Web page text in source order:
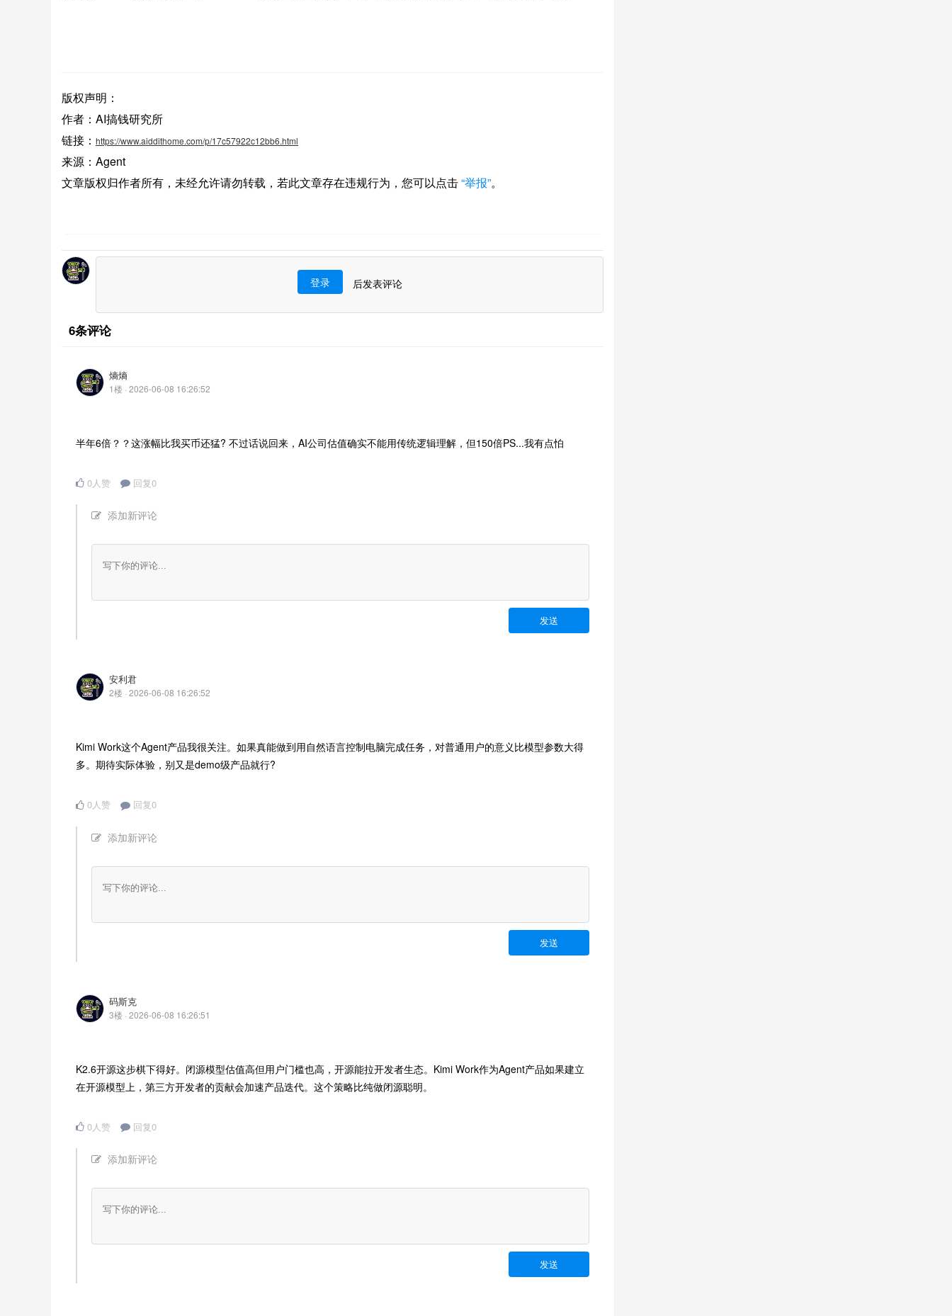
版权声明：
作者：AI搞钱研究所
链接： https://www.aiddithome.com/p/17c57922c12bb6.html
来源：Agent
文章版权归作者所有，未经允许请勿转载，若此文章存在违规行为，您可以点击“举报”。
登录 后发表评论
6条评论
熵熵
1楼 · 2026-06-08 16:26:52
半年6倍？？这涨幅比我买币还猛? 不过话说回来，AI公司估值确实不能用传统逻辑理解，但150倍PS...我有点怕
0人赞 回复0
添加新评论
发送
安利君
2楼 · 2026-06-08 16:26:52
Kimi Work这个Agent产品我很关注。如果真能做到用自然语言控制电脑完成任务，对普通用户的意义比模型参数大得
多。期待实际体验，别又是demo级产品就行?
0人赞 回复0
添加新评论
发送
码斯克
3楼 · 2026-06-08 16:26:51
K2.6开源这步棋下得好。闭源模型估值高但用户门槛也高，开源能拉开发者生态。Kimi Work作为Agent产品如果建立
在开源模型上，第三方开发者的贡献会加速产品迭代。这个策略比纯做闭源聪明。
0人赞 回复0
添加新评论
发送